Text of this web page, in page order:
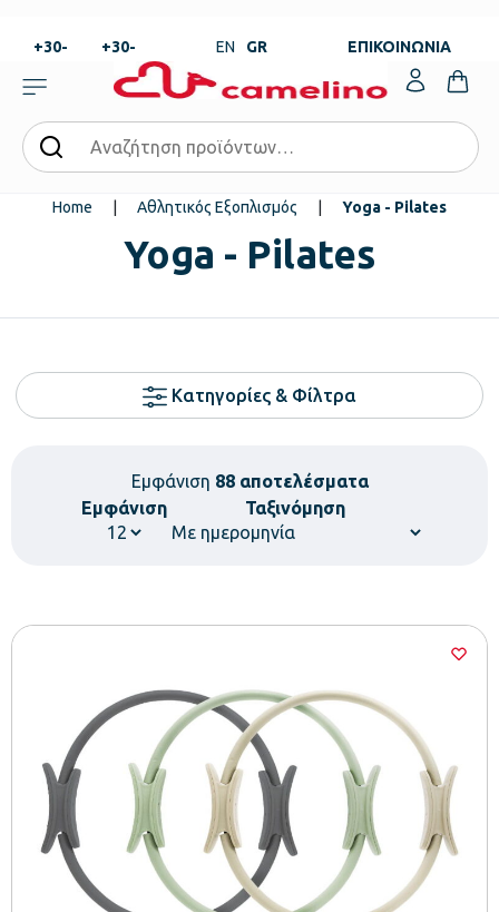
+30-
99273
+30-
23820-
99673
EN GR ΕΠΙΚΟΙΝΩΝΙΑ
Home Αθλητικός Εξοπλισμός Yoga - Pilates
Yoga - Pilates
Κατηγορίες & Φίλτρα
Εμφάνιση 88 αποτελέσματα
Εμφάνιση
Ταξινόμηση